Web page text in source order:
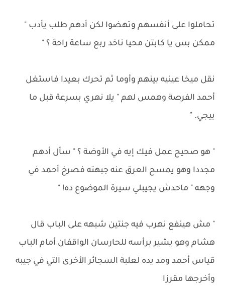
تحاملوا على أنفسهم وتهضوا لكن أدهم طلب يأدب "
ممكن بس يا كابتن محيا ناخد ربع ساعة راحة ؟ "
نقل ميخا عينيه بينهم وأوما ثم تحرك بعيدا فاستغل
أحمد الفرصة وهمس لهم " يلا نهري بسرعة قبل ما
ييجي. "
" هو صحيح عمل فيك إيه في الأوضة ؟ " سأل أدهم
مجددا وهو يمسح العرق عنه جبهته فصرخ أحمد في
وجهه " ماحدش يجيبلي سيرة الموضوع ده! "
" مش هينفع نهرب فيه جنتين شبهه على الباب قال
هشام وهو يشير برأسه للحارسان الواقفان أمام الباب
قياس أحمد ومد يده لعلبة السجائر الأخرى التي في جيبه
وأخرجها مقرزا